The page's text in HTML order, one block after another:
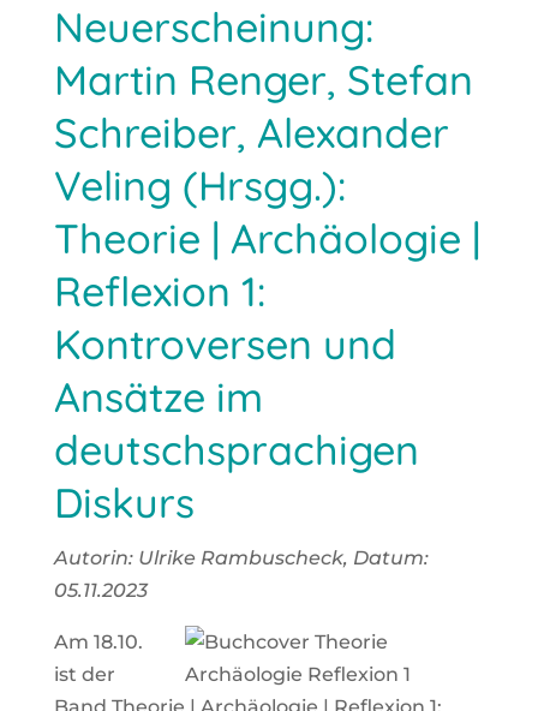
Neuerscheinung:
Martin Renger, Stefan
Schreiber, Alexander
Veling (Hrsgg.):
Theorie | Archäologie |
Reflexion 1:
Kontroversen und
Ansätze im
deutschsprachigen
Diskurs
Autorin: Ulri­ke Ram­bu­scheck, Datum:
05.11.2023
Am 18.10.
ist der